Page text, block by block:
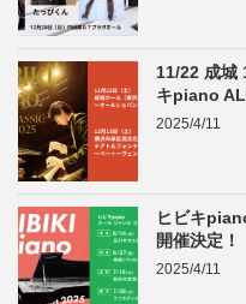
11/22 成城
キpiano
2025/4/11
ヒビキ
開催決定！
2025/4/11